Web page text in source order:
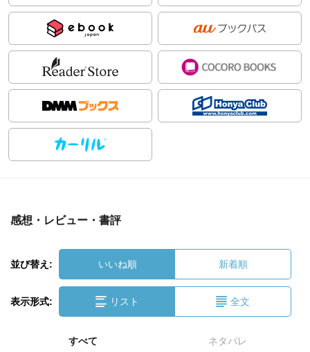
感想・レビュー・書評
並び替え: いいね順 新着順
表示形式: リスト 全文
すべて ネタバレ